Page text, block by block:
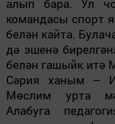
алып бара. Ул
командасы спорт
белән кайта.
дә эшенә
белән гашыйк итә
Сәрия ханым –
Мөслим урта
Алабуга